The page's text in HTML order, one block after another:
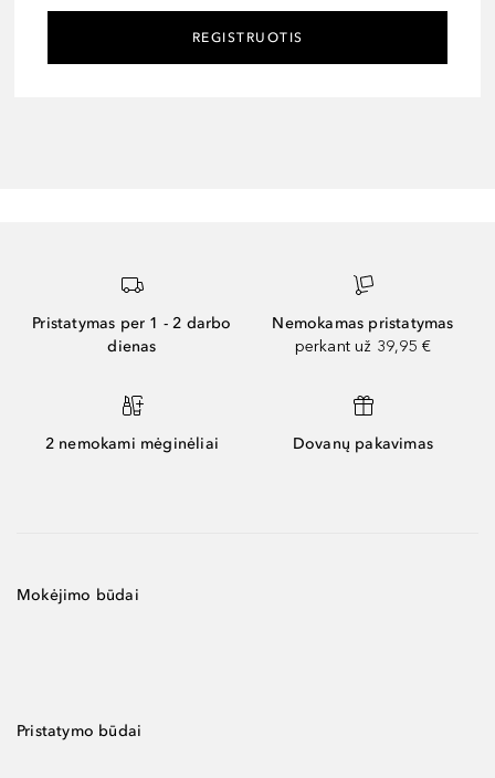
REGISTRUOTIS
Pristatymas per 1 - 2 darbo
dienas
Nemokamas pristatymas
perkant už 39,95 €
2 nemokami mėginėliai Dovanų pakavimas
Mokėjimo būdai
Pristatymo būdai